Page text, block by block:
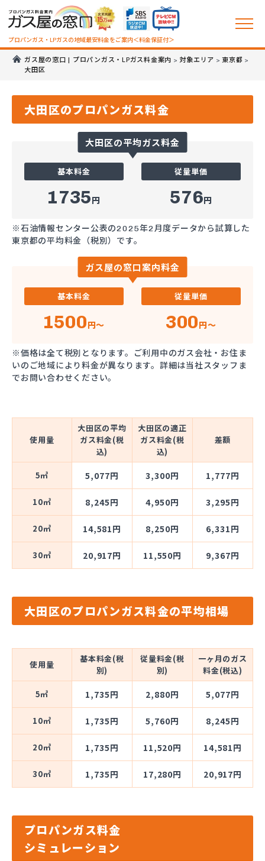
プロパンガス・LPガスの地域最安料金をご案内＜料金保証付＞
ガス屋の窓口 | プロパンガス・LPガス料金案内 > 対象エリア >東京都 >
大田区
大田区のプロパンガス料金
大田区の平均ガス料金
基本料金
1735円
従量単価
576円
※石油情報センター公表の2025年2月度データから試算した
東京都の平均料金（税別）です。
ガス屋の窓口案内料金
基本料金
1500円～
従量単価
300円～
※価格は全て税別となります。ご利用中のガス会社・お住ま
いのご地域により料金が異なります。詳細は当社スタッフま
でお問い合わせください。
使用量
大田区の平均
ガス料金(税
込)
大田区の適正
ガス料金(税
込)
差額
5㎥ 5,077円 3,300円 1,777円
10㎥ 8,245円 4,950円 3,295円
20㎥ 14,581円 8,250円 6,331円
30㎥ 20,917円 11,550円 9,367円
大田区のプロパンガス料金の平均相場
使用量
基本料金(税
別)
従量料金(税
別)
一ヶ月のガス
料金(税込)
5㎥ 1,735円 2,880円 5,077円
10㎥ 1,735円 5,760円 8,245円
20㎥ 1,735円 11,520円 14,581円
30㎥ 1,735円 17,280円 20,917円
プロパンガス料金
シミュレーション